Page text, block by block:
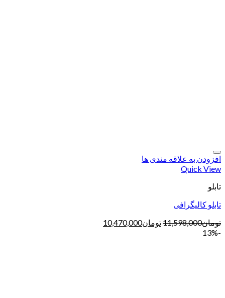
افزودن به علاقه مندی ها
Quick View
تابلو
تابلو کالیگرافی
تومان11,598,000تومان10,470,000
-13%